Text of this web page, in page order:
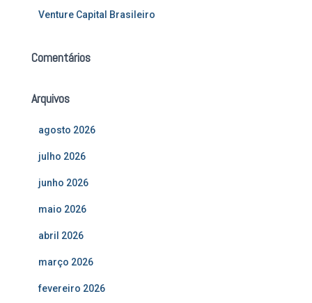
Venture Capital Brasileiro
Comentários
Arquivos
agosto 2026
julho 2026
junho 2026
maio 2026
abril 2026
março 2026
fevereiro 2026